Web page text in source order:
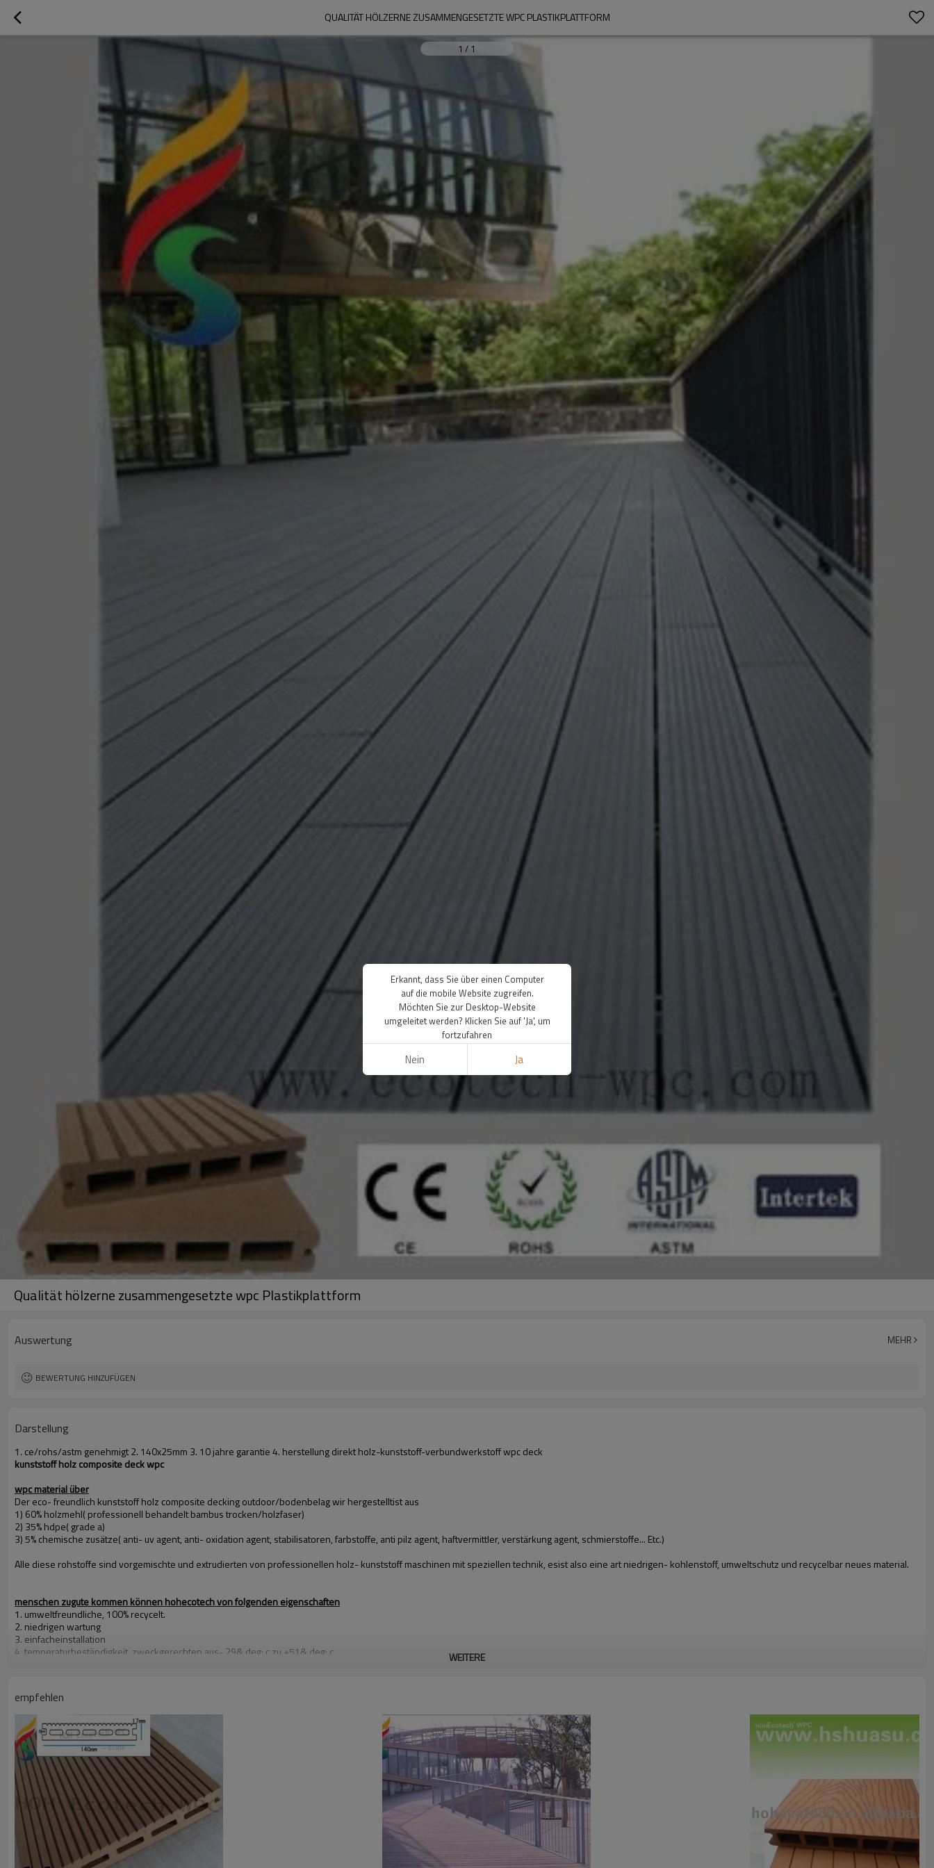
QUALITÄT HÖLZERNE ZUSAMMENGESETZTE WPC PLASTIKPLATTFORM
1 / 1
Qualität hölzerne zusammengesetzte wpc Plastikplattform
Auswertung MEHR
BEWERTUNG HINZUFÜGEN
Darstellung
1. ce/rohs/astm genehmigt 2. 140x25mm 3. 10 jahre garantie 4. herstellung direkt holz-kunststoff-verbundwerkstoff wpc deck
kunststoff holz composite deck wpc
wpc material über
Der eco- freundlich kunststoff holz composite decking outdoor/bodenbelag wir hergestelltist aus
1) 60% holzmehl( professionell behandelt bambus trocken/holzfaser)
2) 35% hdpe( grade a)
3) 5% chemische zusätze( anti- uv agent, anti- oxidation agent, stabilisatoren, farbstoffe, anti pilz agent, haftvermittler, verstärkung agent, schmierstoffe... Etc.)
Alle diese rohstoffe sind vorgemischte und extrudierten von professionellen holz- kunststoff maschinen mit speziellen technik, esist also eine art niedrigen- kohlenstoff, umweltschutz und recycelbar neues material.
menschen zugute kommen können hohecotech von folgenden eigenschaften
1. umweltfreundliche, 100% recycelt.
2. niedrigen wartung
3. einfacheinstallation
4. temperaturbeständigkeit, zweckgerechten aus- 29& deg; c zu +51& deg; c
8. uv-beständigkeit, lichtbeständige langlebig
9. eleganten look
10. Auch, dimensionsstabilität
unsere wichtigste markt
85% Export nach nordamerika, westeuropa, nahen osten
15%china
Custom madeist akzeptabel.
zertifikate
WEITERE
empfehlen
Erkannt, dass Sie über einen Computer
auf die mobile Website zugreifen.
Möchten Sie zur Desktop-Website
umgeleitet werden? Klicken Sie auf 'Ja', um
fortzufahren
Nein Ja